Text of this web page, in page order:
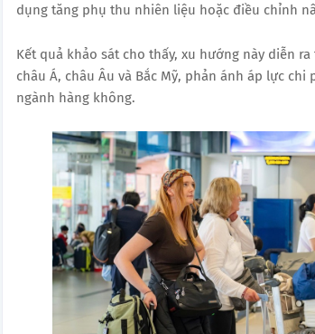
dụng tăng phụ thu nhiên liệu hoặc điều chỉnh
Kết quả khảo sát cho thấy, xu hướng này diễn
châu Á, châu Âu và Bắc Mỹ, phản ánh áp lực
ngành hàng không.